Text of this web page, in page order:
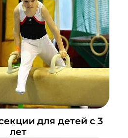
для детей с 3
лет